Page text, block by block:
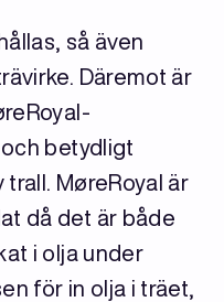
så även
Däremot är
betydligt
MøreRoyal är
då det är både
i olja under
för in olja i träet,